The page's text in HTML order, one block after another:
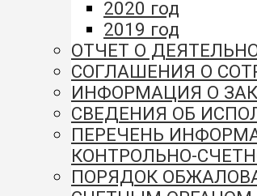
2020 год
2019 год
ОТЧЕТ О
СОГЛАШЕНИЯ О
ИНФОРМАЦИЯ О
СВЕДЕНИЯ ОБ
ПЕРЕЧЕНЬ
КОНТРОЛЬНО-
ПОРЯДОК